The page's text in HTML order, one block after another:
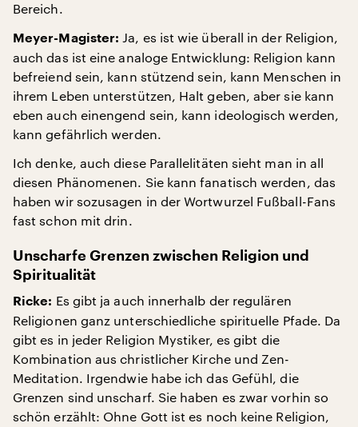
Bereich.
Meyer-Magister: Ja, es ist wie überall in der Religion,
auch das ist eine analoge Entwicklung: Religion kann
befreiend sein, kann stützend sein, kann Menschen in
ihrem Leben unterstützen, Halt geben, aber sie kann
eben auch einengend sein, kann ideologisch werden,
kann gefährlich werden.
Ich denke, auch diese Parallelitäten sieht man in all
diesen Phänomenen. Sie kann fanatisch werden, das
haben wir sozusagen in der Wortwurzel Fußball-Fans
fast schon mit drin.
Unscharfe Grenzen zwischen Religion und
Spiritualität
Ricke: Es gibt ja auch innerhalb der regulären
Religionen ganz unterschiedliche spirituelle Pfade. Da
gibt es in jeder Religion Mystiker, es gibt die
Kombination aus christlicher Kirche und Zen-
Meditation. Irgendwie habe ich das Gefühl, die
Grenzen sind unscharf. Sie haben es zwar vorhin so
schön erzählt: Ohne Gott ist es noch keine Religion,